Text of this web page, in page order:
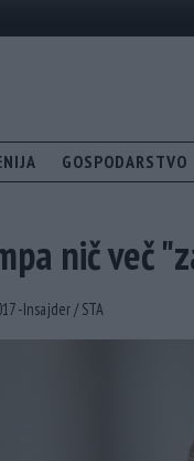
GOSPODARSTVO
nič več
-Insajder /STA